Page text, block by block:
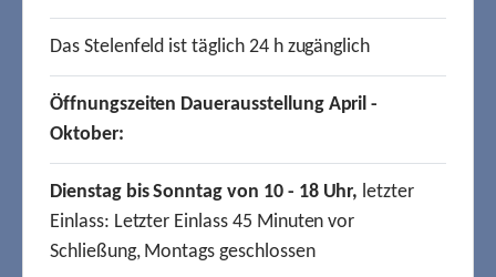
Das Stelenfeld ist täglich 24 h zugänglich
Öffnungszeiten Dauerausstellung April -
Oktober:
Dienstag bis Sonntag von 10 - 18 Uhr, letzter
Einlass: Letzter Einlass 45 Minuten vor
Schließung, Montags geschlossen